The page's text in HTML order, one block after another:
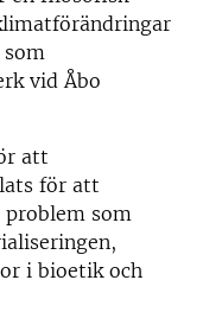
vid Åbo
att
för att
problem som
i bioetik och